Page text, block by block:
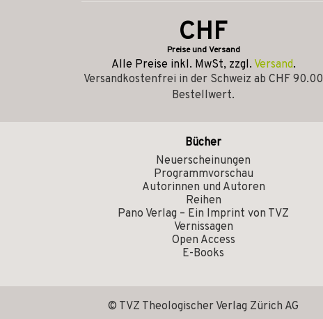
CHF
Preise und Versand
Alle Preise inkl. MwSt, zzgl. Versand.
Versandkostenfrei in der Schweiz ab CHF 90.00
Bestellwert.
Bücher
Neuerscheinungen
Programmvorschau
Autorinnen und Autoren
Reihen
Pano Verlag – Ein Imprint von TVZ
Vernissagen
Open Access
E-Books
© TVZ Theologischer Verlag Zürich AG